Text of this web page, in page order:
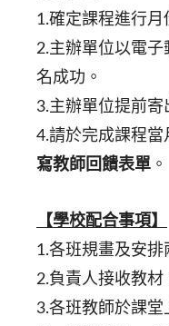
1.確定課程進行月
2.主辦單位以電
名成功。
3.主辦單位提前寄
4.請於完成課程當
寫教師回饋表單 。
【學校配合事項】
1.各班規畫及安排
2.負責人接收教材
3.各班教師於課